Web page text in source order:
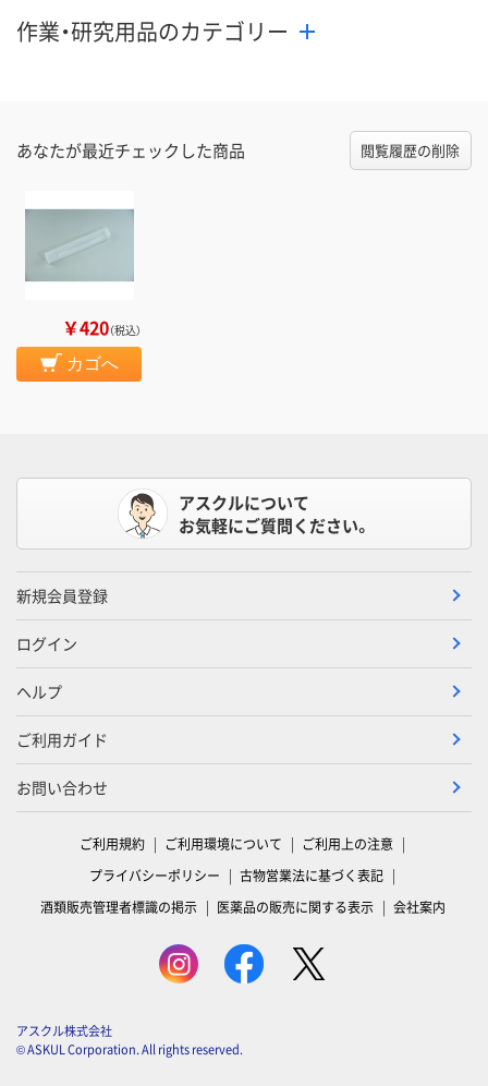
作業・研究用品のカテゴリー
あなたが最近チェックした商品 閲覧履歴の削除
￥420（税込）
カゴへ
アスクルについて
お気軽にご質問ください。
新規会員登録
ログイン
ヘルプ
ご利用ガイド
お問い合わせ
ご利用規約 ご利用環境について
ご利用上の注意
プライバシーポリシー
古物営業法に基づく表記
酒類販売管理者標識の掲示
医薬品の販売に関する表示 会社案内
アスクル株式会社
© ASKUL Corporation. All rights reserved.